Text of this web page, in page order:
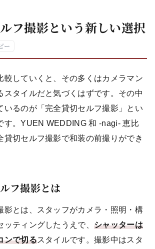
フ撮影という新しい選択
ー
較していくと、その多くはカメラマン
スタイルだと気づくはずです。その中
いるのが「完全貸切セルフ撮影」とい
す。YUEN WEDDING 和 -nagi- 恵比
貸切セルフ撮影で和装の前撮りができ
フ撮影とは
影とは、スタッフがカメラ・照明・構
ッティングしたうえで、シャッターは
ンで切るスタイルです。撮影中はスタ